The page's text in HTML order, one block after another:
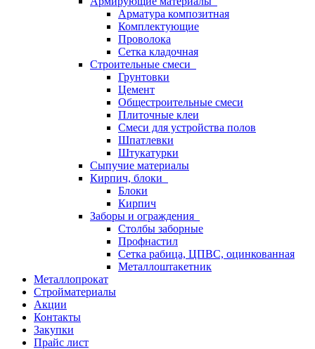
Арматура композитная
Комплектующие
Проволока
Сетка кладочная
Строительные смеси
Грунтовки
Цемент
Общестроительные смеси
Плиточные клеи
Смеси для устройства полов
Шпатлевки
Штукатурки
Сыпучие материалы
Кирпич, блоки
Блоки
Кирпич
Заборы и ограждения
Столбы заборные
Профнастил
Сетка рабица, ЦПВС, оцинкованная
Металлоштакетник
Металлопрокат
Стройматериалы
Акции
Контакты
Закупки
Прайс лист